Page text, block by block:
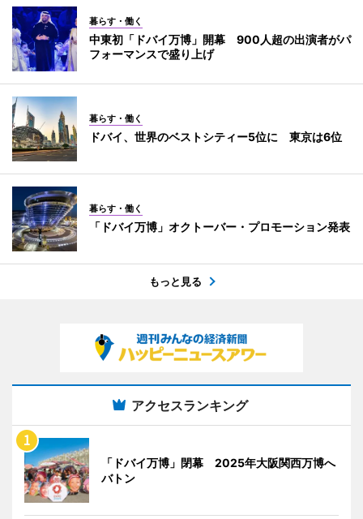
暮らす・働く
中東初「ドバイ万博」開幕 900人超の出演者がパ
フォーマンスで盛り上げ
暮らす・働く
ドバイ、世界のベストシティー5位に 東京は6位
暮らす・働く
「ドバイ万博」オクトーバー・プロモーション発表
もっと見る
アクセスランキング
「ドバイ万博」閉幕 2025年大阪関西万博へ
バトン